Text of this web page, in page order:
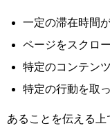
一定の滞在時間
ページをスクロ
特定のコンテン
特定の行動を取
あることを伝える